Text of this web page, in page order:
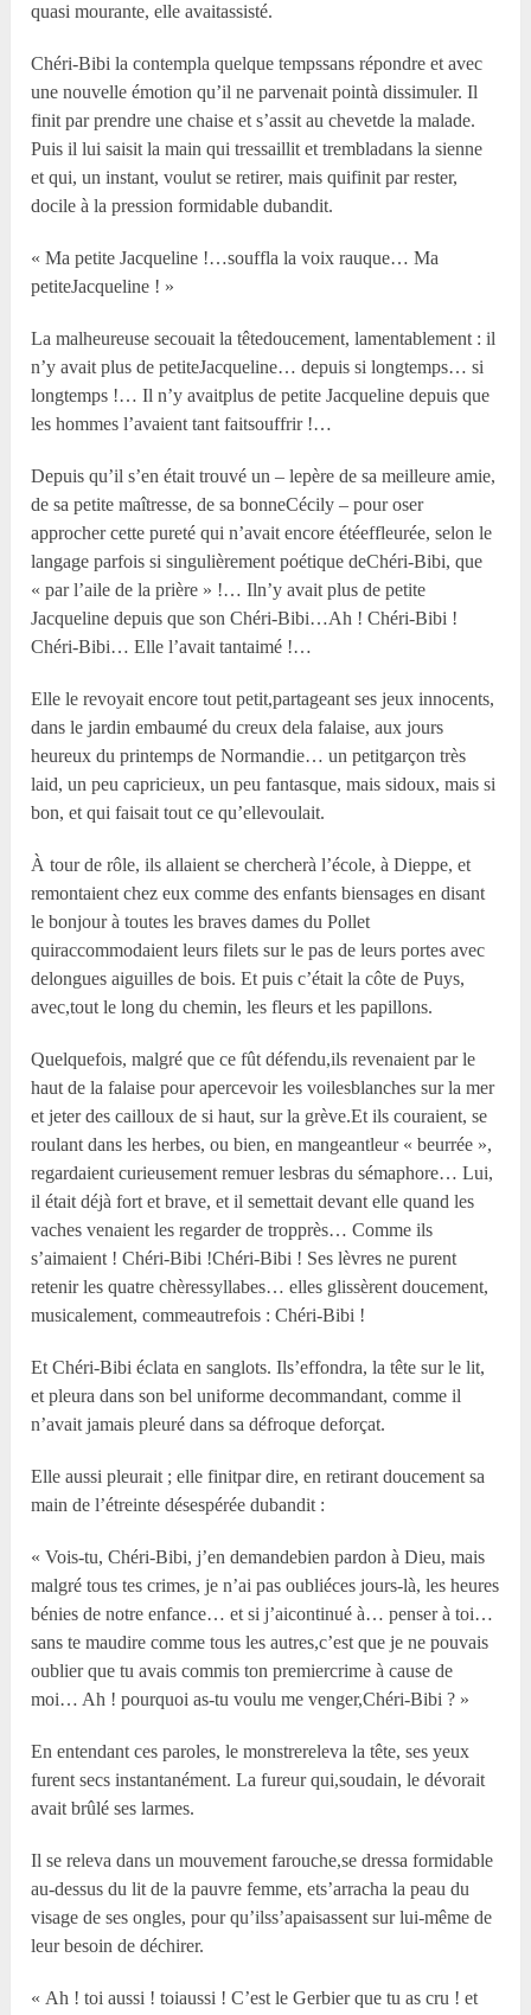
quasi mourante, elle avaitassisté.
Chéri-Bibi la contempla quelque tempssans répondre et avec
une nouvelle émotion qu’il ne parvenait pointà dissimuler. Il
finit par prendre une chaise et s’assit au chevetde la malade.
Puis il lui saisit la main qui tressaillit et trembladans la sienne
et qui, un instant, voulut se retirer, mais quifinit par rester,
docile à la pression formidable dubandit.
« Ma petite Jacqueline !…souffla la voix rauque… Ma
petiteJacqueline ! »
La malheureuse secouait la têtedoucement, lamentablement : il
n’y avait plus de petiteJacqueline… depuis si longtemps… si
longtemps !… Il n’y avaitplus de petite Jacqueline depuis que
les hommes l’avaient tant faitsouffrir !…
Depuis qu’il s’en était trouvé un – lepère de sa meilleure amie,
de sa petite maîtresse, de sa bonneCécily – pour oser
approcher cette pureté qui n’avait encore étéeffleurée, selon le
langage parfois si singulièrement poétique deChéri-Bibi, que
« par l’aile de la prière » !… Iln’y avait plus de petite
Jacqueline depuis que son Chéri-Bibi…Ah ! Chéri-Bibi !
Chéri-Bibi… Elle l’avait tantaimé !…
Elle le revoyait encore tout petit,partageant ses jeux innocents,
dans le jardin embaumé du creux dela falaise, aux jours
heureux du printemps de Normandie… un petitgarçon très
laid, un peu capricieux, un peu fantasque, mais sidoux, mais si
bon, et qui faisait tout ce qu’ellevoulait.
À tour de rôle, ils allaient se chercherà l’école, à Dieppe, et
remontaient chez eux comme des enfants biensages en disant
le bonjour à toutes les braves dames du Pollet
quiraccommodaient leurs filets sur le pas de leurs portes avec
delongues aiguilles de bois. Et puis c’était la côte de Puys,
avec,tout le long du chemin, les fleurs et les papillons.
Quelquefois, malgré que ce fût défendu,ils revenaient par le
haut de la falaise pour apercevoir les voilesblanches sur la mer
et jeter des cailloux de si haut, sur la grève.Et ils couraient, se
roulant dans les herbes, ou bien, en mangeantleur « beurrée »,
regardaient curieusement remuer lesbras du sémaphore… Lui,
il était déjà fort et brave, et il semettait devant elle quand les
vaches venaient les regarder de tropprès… Comme ils
s’aimaient ! Chéri-Bibi !Chéri-Bibi ! Ses lèvres ne purent
retenir les quatre chèressyllabes… elles glissèrent doucement,
musicalement, commeautrefois : Chéri-Bibi !
Et Chéri-Bibi éclata en sanglots. Ils’effondra, la tête sur le lit,
et pleura dans son bel uniforme decommandant, comme il
n’avait jamais pleuré dans sa défroque deforçat.
Elle aussi pleurait ; elle finitpar dire, en retirant doucement sa
main de l’étreinte désespérée dubandit :
« Vois-tu, Chéri-Bibi, j’en demandebien pardon à Dieu, mais
malgré tous tes crimes, je n’ai pas oubliéces jours-là, les heures
bénies de notre enfance… et si j’aicontinué à… penser à toi…
sans te maudire comme tous les autres,c’est que je ne pouvais
oublier que tu avais commis ton premiercrime à cause de
moi… Ah ! pourquoi as-tu voulu me venger,Chéri-Bibi ? »
En entendant ces paroles, le monstrereleva la tête, ses yeux
furent secs instantanément. La fureur qui,soudain, le dévorait
avait brûlé ses larmes.
Il se releva dans un mouvement farouche,se dressa formidable
au-dessus du lit de la pauvre femme, ets’arracha la peau du
visage de ses ongles, pour qu’ilss’apaisassent sur lui-même de
leur besoin de déchirer.
« Ah ! toi aussi ! toiaussi ! C’est le Gerbier que tu as cru ! et